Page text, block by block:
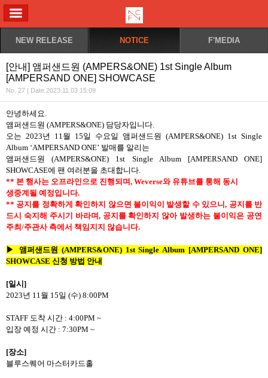
NEW RELEASE NOTICE F'MEDIA
[안내] 앰퍼샌드원 (AMPERS&ONE) 1st Single Album
[AMPERSAND ONE] SHOWCASE
No. 27 | Date 2023.11.03 15:09
안녕하세요.
앰퍼샌드원 (AMPERS&ONE) 담당자입니다.
오는 2023년 11월 15일 수요일 앰퍼샌드원 (AMPERS&ONE) 1st Single
Album ‘AMPERSAND ONE’ 발매를 알리는
앰퍼샌드원 (AMPERS&ONE) 1st Single Album [AMPERSAND ONE]
SHOWCASE에 팬 여러분을 초대합니다.
** 본 행사는 오프라인으로 진행되며 , Weverse와 유튜브를 통해 동시
생중계될 예정입니다.
** 공지를 정확하게 확인하지 않으면 불이익이 발생할 수 있으니, 공지를 반
드시 숙지해 주시기 바라며 , 공지를 확인하지 않아 발생하는 불이익은 공연
주최 /주관사 측에서 책임지지 않습니다.
▶ 앰퍼샌드원 (AMPERS&ONE) 1st Single Album [AMPERSAND ONE]
SHOWCASE 신청 방법 안내
[일시 ]
2023년 11월 15일 (수) 8:00PM
STAFF 도착 시간 : 4:00PM ~
입장 예정 시간 : 7:30PM ~
[장소]
블루스퀘어 마스터카드홀